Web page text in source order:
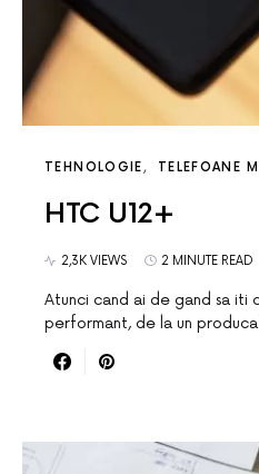
TEHNOLOGIE TELEFOANE
HTC U12+
2,3K VIEWS 2 MINUTE READ
Atunci cand ai de gand sa iti
performant, de la un